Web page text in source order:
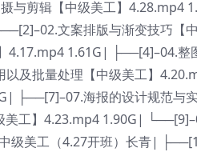
与剪辑【中级美工】4.28.mp4
文案排版与渐变技巧【
4.17.mp4 1.61G| ├──[4]–04.整
及批量处理【中级美工】
├──[7]–07.海报的设计规范与
美工】4.23.mp4 1.90G|
级美工（4.27开班）长青|